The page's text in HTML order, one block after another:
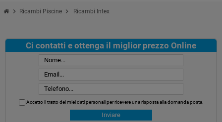
chevron_right Ricambi Piscine chevron_right Ricambi Intex
Ci contatti e ottenga il miglior prezzo Online
Accetto il tratto dei miei dati personali per ricevere una risposta alla domanda posta.